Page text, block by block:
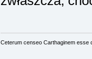
Ceterum censeo Carthaginem esse